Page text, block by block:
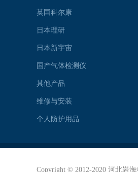
英国科尔康
日本理研
日本新宇宙
国产气体检测仪
其他产品
维修与安装
个人防护用品
Copyright © 2012-2020 河北岩